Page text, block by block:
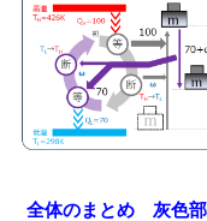
全体のまとめ 灰色部